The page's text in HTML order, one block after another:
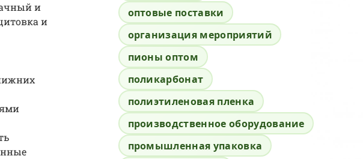
и
и
оптовые поставки
организация мероприятий
пионы оптом
поликарбонат
полиэтиленовая пленка
производственное оборудование
промышленная упаковка